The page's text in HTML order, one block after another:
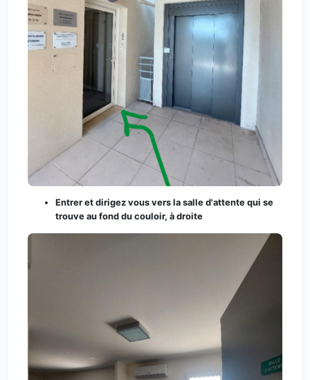
Entrer et dirigez vous vers la salle d'attente qui se
trouve au fond du couloir, à droite